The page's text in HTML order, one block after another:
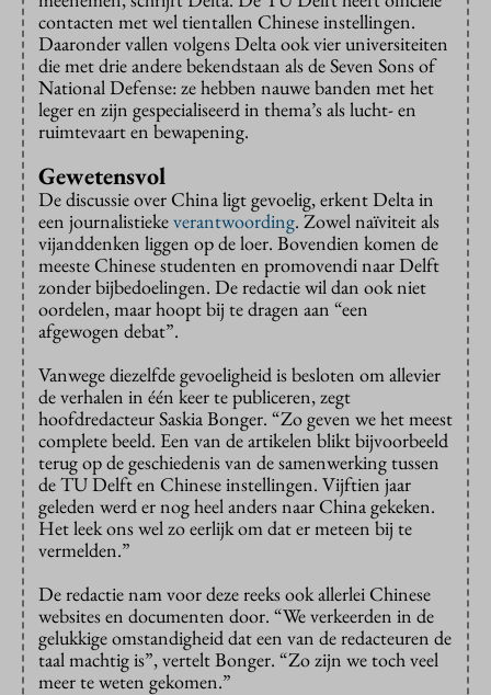
contacten met wel tientallen Chinese instellingen.
Daaronder vallen volgens Delta ook vier universiteiten
die met drie andere bekendstaan als de Seven Sons of
National Defense: ze hebben nauwe banden met het
leger en zijn gespecialiseerd in thema’s als lucht- en
ruimtevaart en bewapening.
Gewetensvol
De discussie over China ligt gevoelig, erkent Delta in
een journalistiekeverantwoording. Zowel naïviteit als
vijanddenken liggen op de loer. Bovendien komen de
meeste Chinese studenten en promovendi naar Delft
zonder bijbedoelingen. De redactie wil dan ook niet
oordelen, maar hoopt bij te dragen aan “een
afgewogen debat”.
Vanwege diezelfde gevoeligheid is besloten om allevier
de verhalen in één keer te publiceren, zegt
hoofdredacteur Saskia Bonger. “Zo geven we het meest
complete beeld. Een van de artikelen blikt bijvoorbeeld
terug op de geschiedenis van de samenwerking tussen
de TU Delft en Chinese instellingen. Vijftien jaar
geleden werd er nog heel anders naar China gekeken.
Het leek ons wel zo eerlijk om dat er meteen bij te
vermelden.”
De redactie nam voor deze reeks ook allerlei Chinese
websites en documenten door. “We verkeerden in de
gelukkige omstandigheid dat een van de redacteuren de
taal machtig is”, vertelt Bonger. “Zo zijn we toch veel
meer te weten gekomen.”